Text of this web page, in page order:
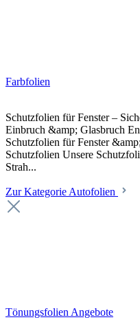
Farbfolien
Schutzfolien für Fenster –
Einbruch &amp; Glasbruch
Schutzfolien für Fenster
Schutzfolien Unsere
Strah...
Zur Kategorie Autofolien
Tönungsfolien Angebote